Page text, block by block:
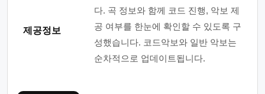
제공정보
다. 곡 정보와 함께 코드 진행, 악보 제
공 여부를 한눈에 확인할 수 있도록 구
성했습니다. 코드악보와 일반 악보는
순차적으로 업데이트됩니다.